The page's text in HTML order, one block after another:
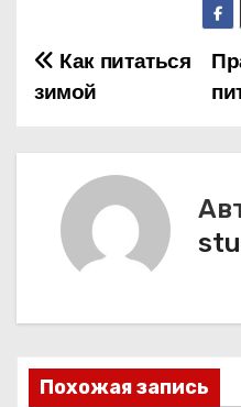
Н
в
и
Как питаться
зимой
Похожая запись